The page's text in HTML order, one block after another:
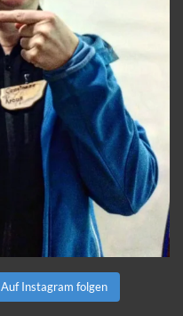
Auf Instagram folgen